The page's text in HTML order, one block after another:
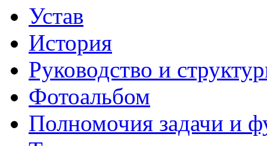
Устав
История
Руководство и
Фотоальбом
Полномочия задачи и